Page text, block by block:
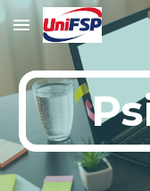
Skip to main content